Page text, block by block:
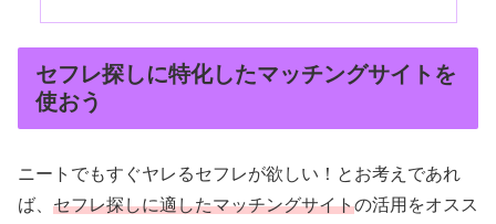
セフレ探しに特化したマッチングサイトを
使おう
ニートでもすぐヤレるセフレが欲しい！とお考えであれ
ば、 セフレ探しに適したマッチングサイトの活用をオスス